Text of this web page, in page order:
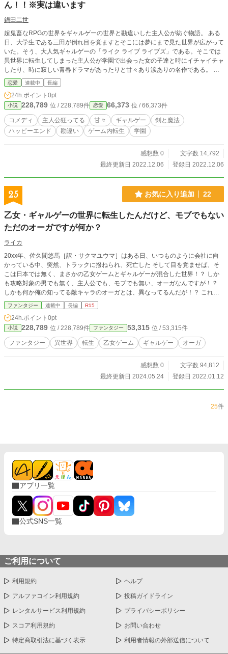
ん！！※実は違います
鍋田二世
超鬼畜なRPGの世界をギャルゲーの世界と勘違いした主人公が紡ぐ物語。 ある
日、大学生である三田が倒れ目を覚ますとそこには夢にまで見た世界が広がって
いた。そう、大人気ギャルゲーの「ライク ライブ ライブズ」である。そこでは
異世界に転生してしまった主人公が学園で出会った女の子達と時にイチャイチャ
したり、時に寂しい青春ドラマがあったりと甘々あり涙ありの名作である。 と
三田はこの世界を「ライク ライブ ライブズ」だと思っているが……実はこの世
界は「ライク ライブ ライブズ」のスピンオフ作品で同時にクソゲーとも言われ
る「NOT ライク ライブ ライブズ」であった。 鬼畜クソゲーとも言われるこの
ゲームはキャラクターこそ「ライク ライブ ライブズ」ではあるが世界感は全く
異なり、魔法や剣を交えた異世界ファンタジーゲームである。 少しでも選択を
間違えるとすぐ死ぬ！ と大評判のこの世界で勘違いをした主人公はギャルゲー
を楽しもうとするが……？
恋愛 連載中 長編
24h.ポイント 0pt
小説 228,789 位 / 228,789件 恋愛 66,373 位 / 66,373件
コメディ 主人公狂ってる 甘々 ギャルゲー
剣と魔法
ハッピーエンド
勘違い ゲーム内転生 学園
感想数 0
文字数 14,792
最終更新日 2022.12.06
登録日 2022.12.06
25 お気に入り追加 22
乙女・ギャルゲーの世界に転生したんだけど、モブでもない
ただのオーガですが何か？
ライカ
20xx年、佐久間悠馬［訳・サクマユウマ］はある日、いつものように会社に向
かっている中、突然、トラックに撥ねられ、死亡した そして目を覚ませば、そ
こは日本では無く、まさかの乙女ゲームとギャルゲーが混合した世界！？ しか
も攻略対象の男でも無く、主人公でも、モブでも無い、オーガなんですが！？
しかも何か俺の知ってる敵キャラのオーガとは、異なってるんだが！？ これは
そんなただの青年がオーガになった物語だ
ファンタジー 連載中 長編 R15
24h.ポイント 0pt
小説 228,789 位 / 228,789件 ファンタジー 53,315 位 / 53,315件
ファンタジー 異世界 転生 乙女ゲーム ギャルゲー オーガ
感想数 0
文字数 94,812
最終更新日 2024.05.24
登録日 2022.01.12
25件
アプリ一覧
公式SNS一覧
ご利用について
利用規約 ヘルプ
アルファコイン利用規約 投稿ガイドライン
レンタルサービス利用規約 プライバシーポリシー
スコア利用規約 お問い合わせ
特定商取引法に基づく表示 利用者情報の外部送信について